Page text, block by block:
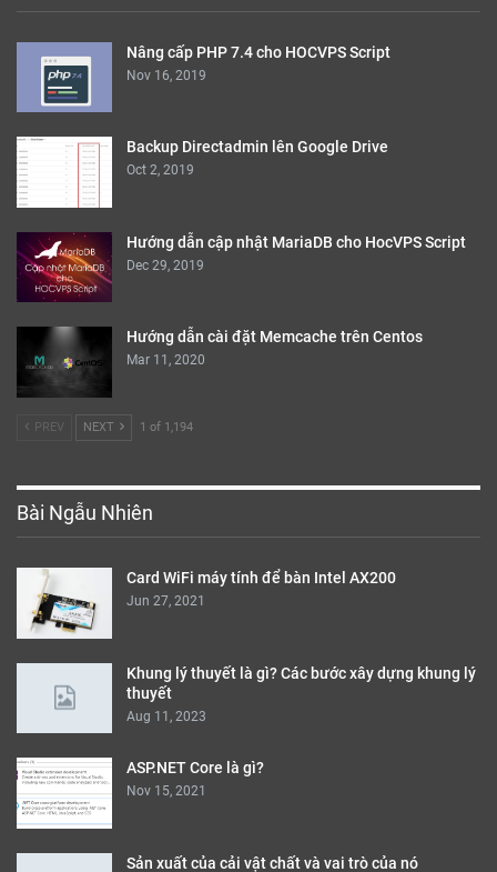
Nâng cấp PHP 7.4 cho HOCVPS Script
Nov 16, 2019
Backup Directadmin lên Google Drive
Oct 2, 2019
Hướng dẫn cập nhật MariaDB cho HocVPS Script
Dec 29, 2019
Hướng dẫn cài đặt Memcache trên Centos
Mar 11, 2020
PREV NEXT 1 of 1,194
Bài Ngẫu Nhiên
Card WiFi máy tính để bàn Intel AX200
Jun 27, 2021
Khung lý thuyết là gì? Các bước xây dựng khung lý
thuyết
Aug 11, 2023
ASP.NET Core là gì?
Nov 15, 2021
Sản xuất của cải vật chất và vai trò của nó